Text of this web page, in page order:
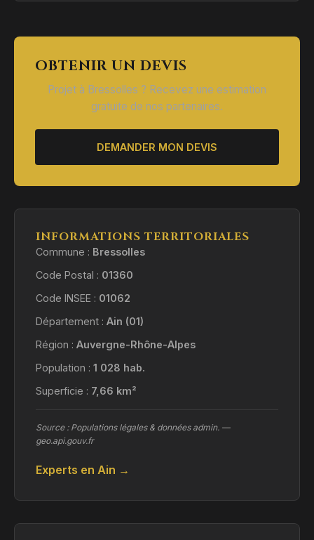
OBTENIR UN DEVIS
Projet à Bressolles ? Recevez une estimation
gratuite de nos partenaires.
DEMANDER MON DEVIS
INFORMATIONS TERRITORIALES
Commune : Bressolles
Code Postal : 01360
Code INSEE : 01062
Département : Ain (01)
Région : Auvergne-Rhône-Alpes
Population : 1 028 hab.
Superficie : 7,66 km²
Source : Populations légales & données admin. —
geo.api.gouv.fr
Experts en Ain →